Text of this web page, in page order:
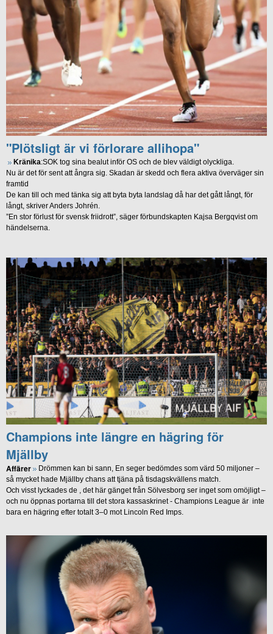
"Plötsligt är vi förlorare allihopa"
Kränika:SOK tog sina bealut inför OS och de blev väldigt olyckliga.
Nu är det för sent att ångra sig. Skadan är skedd och flera aktiva överväger sin
framtid
De kan till och med tänka sig att byta byta landslag då har det gått långt, för
långt, skriver Anders Johrén.
”En stor förlust för svensk friidrott”, säger förbundskapten Kajsa Bergqvist om
händelserna.
Champions inte längre en hägring för
Mjällby
Affärer
Drömmen kan bi sann, En seger bedömdes som värd 50 miljoner –
så mycket hade Mjällby chans att tjäna på tisdagskvällens match.
Och visst lyckades de , det här gänget från Sölvesborg ser inget som omöjligt –
och nu öppnas portarna till det stora kassaskrinet - Champions League är inte
bara en hägring efter totalt 3–0 mot Lincoln Red Imps.